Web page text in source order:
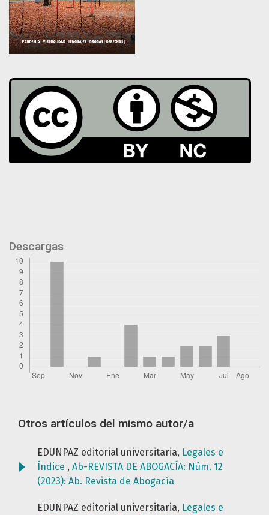
Descargas
Otros artículos del mismo autor/a
EDUNPAZ editorial universitaria, Legales e
Índice , Ab-REVISTA DE ABOGACÍA: Núm. 12
(2023): Ab. Revista de Abogacía
EDUNPAZ editorial universitaria, Legales e